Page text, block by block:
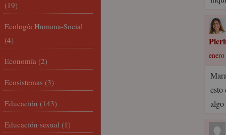
esto
(19)
Ecología Humana-Social
(4)
Economía (2)
Ecosistemas (3)
Educación (143)
Educación sexual (1)